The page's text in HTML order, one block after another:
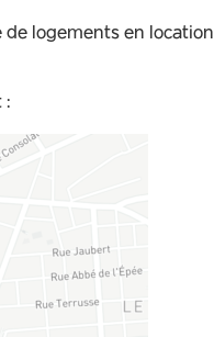
de logements en location
: